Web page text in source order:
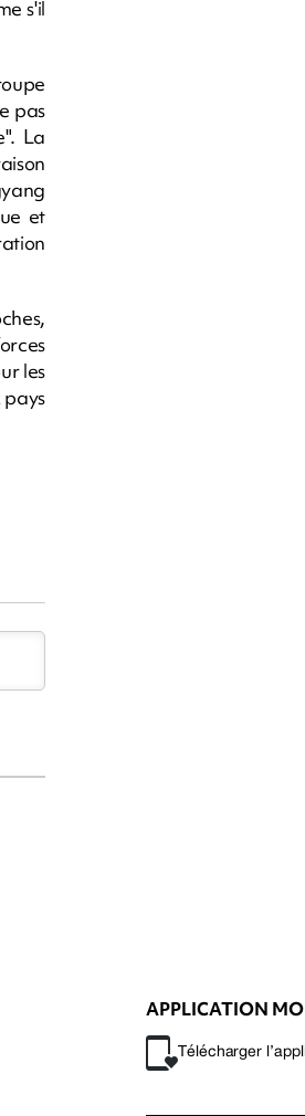
s'il
pas
La
et
les
APPLICATION
Télécharger